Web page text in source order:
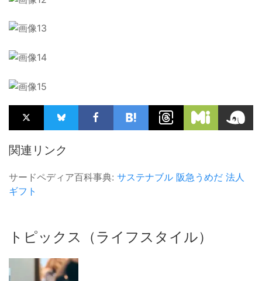
関連リンク
サードペディア百科事典: サステナブル 阪急うめだ 法人
ギフト
トピックス（ライフスタイル）